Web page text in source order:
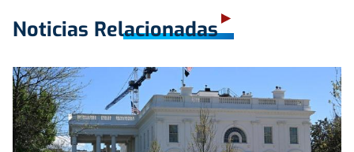
Noticias Relacionadas